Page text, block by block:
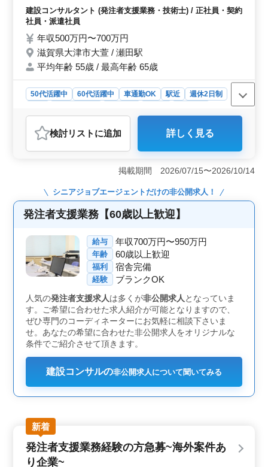
歓迎されています。
全)、施工計画、積算、設計変更 ・現場での
＊車通勤可能 ＊社会保険完備 ＊50代、60代
歓迎 資格をお持ちの方は条件面優遇致しま
す！ 50代以上で土木施工管理業務経験者の
方お気軽にお問い合わせ下さい！！
建設コンサルタント (発注者支援業務・技術士) / 正社員・契約
社員・派遣社員
年収500万円〜700万円
滋賀県大津市大萱 / 瀬田駅
平均年齢 55歳 / 最高年齢 65歳
50代活躍中 60代活躍中 車通勤OK 駅近
週休2日制
建設コンサルタント
おすすめポイント
＜業務内容＞ 滋賀県大津市大萱における発注者支援業
務の募集です。工事監督支援業務や工事管理、現場での
打ち合わせ、CAD操作などを担当します。単身赴任可能
で、単身用の宿舎も完備されています。 ＜備考＞
車通勤可能で、無料駐車場も完備されています。社会保
険も完備されており、50代や60代の方も歓迎されていま
す。資格をお持ちの方は条件面で優遇されます。土木施
工管理業務経験者や発注者支援業務経験者を積極的に募
集しています。 ＜福利厚生＞ 通勤手当は全額支給
され、雇用・労災・健康・厚生の福利厚生が整っていま
す。週休2日制で、土日祝日やGW休暇、夏季休暇、年末
年始、有給休暇などの休日が充実しています。
検討リスト に追加 詳しく見る
掲載期間 2026/07/15〜2026/10/14
シニアジョブエージェントだけの非公開求人！
発注者支援業務【60歳以上歓迎】
給与 年収700万円〜950万円
年齢 60歳以上歓迎
福利 宿舎完備
経験 ブランクOK
人気の発注者支援求人は多くが非公開求人となっていま
す。ご希望に合わせた求人紹介が可能となりますので、
ぜひ専門のコーディネーターにお気軽に相談下さいま
せ。あなたの希望に合わせた非公開求人をオリジナルな
条件でご紹介させて頂きます。
建設コンサルの非公開求人について聞いてみる
新着
発注者支援業務経験の方急募~海外案件あ
り企業~